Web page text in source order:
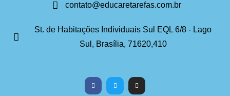
contato@educaretarefas.com.br
St. de Habitações Individuais Sul EQL 6/8 - Lago
Sul, Brasília, 71620,410